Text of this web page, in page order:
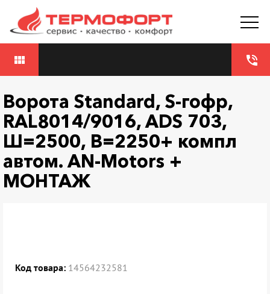
phone_in_talk
view_module
Ворота Standard, S-гофр,
RAL8014/9016, ADS 703,
Ш=2500, В=2250+ компл
автом. AN-Motors +
МОНТАЖ
Код товара: 14564232581